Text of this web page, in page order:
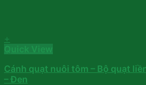
Cánh quạt nuôi tôm – Bộ quạt
– Đen